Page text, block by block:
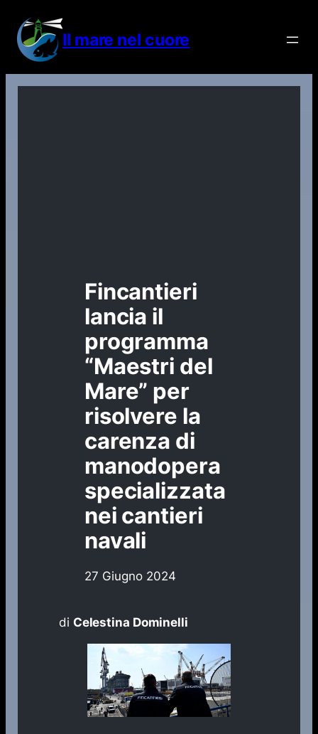
contenuto
Il mare nel cuore
Fincantieri
lancia il
programma
“Maestri del
Mare” per
risolvere la
carenza di
manodopera
specializzata
nei cantieri
navali
27 Giugno 2024
di Celestina Dominelli